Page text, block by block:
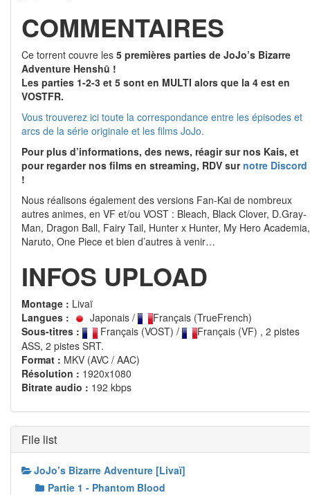
COMMENTAIRES
Ce torrent couvre les 5 premières parties de JoJo’s Bizarre
Adventure Henshū !
Les parties 1-2-3 et 5 sont en MULTI alors que la 4 est en
VOSTFR.
Vous trouverez ici toute la correspondance entre les épisodes et
arcs de la série originale et les films JoJo.
Pour plus d’informations, des news, réagir sur nos Kais, et
pour regarder nos films en streaming, RDV surnotre Discord
!
Nous réalisons également des versions Fan-Kai de nombreux
autres animes, en VF et/ou VOST : Bleach, Black Clover, D.Gray-
Man, Dragon Ball, Fairy Tail, Hunter x Hunter, My Hero Academia,
Naruto, One Piece et bien d’autres à venir…
INFOS UPLOAD
Montage : Livaï
Langues :
Japonais /
Français (TrueFrench)
Sous-titres :
Français (VOST) /
Français (VF) , 2 pistes
ASS, 2 pistes SRT.
Format : MKV (AVC / AAC)
Résolution : 1920x1080
Bitrate audio : 192 kbps
File list
JoJo’s Bizarre Adventure [Livaï]
Partie 1 - Phantom Blood